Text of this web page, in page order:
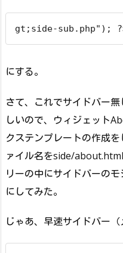
gt;side-sub.php");
にする。
さて、これでサイドバー
しいので、ウィジェット
クステンプレートの作成
ァイル名をside/
リーの中にサイドバーの
にしてみた。
じゃあ、早速サイドバー（